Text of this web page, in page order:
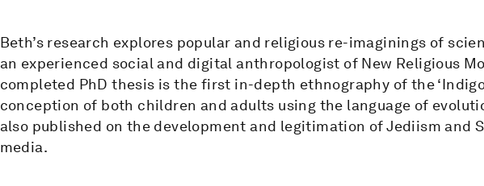
Beth’s research explores popular and religious re-imaginings of
an experienced social and digital anthropologist of New Religious
completed PhD thesis is the first in-depth ethnography of the ‘Indigo
conception of both children and adults using the language of
also published on the development and legitimation of Jediism and
media.